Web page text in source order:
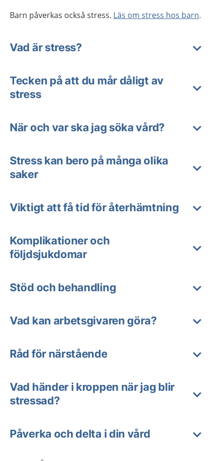
Barn påverkas också stress. Läs om stress hos barn.
Vad är stress?
Tecken på att du mår dåligt av
stress
När och var ska jag söka vård?
Stress kan bero på många olika
saker
Viktigt att få tid för återhämtning
Komplikationer och
följdsjukdomar
Stöd och behandling
Vad kan arbetsgivaren göra?
Råd för närstående
Vad händer i kroppen när jag blir
stressad?
Påverka och delta i din vård